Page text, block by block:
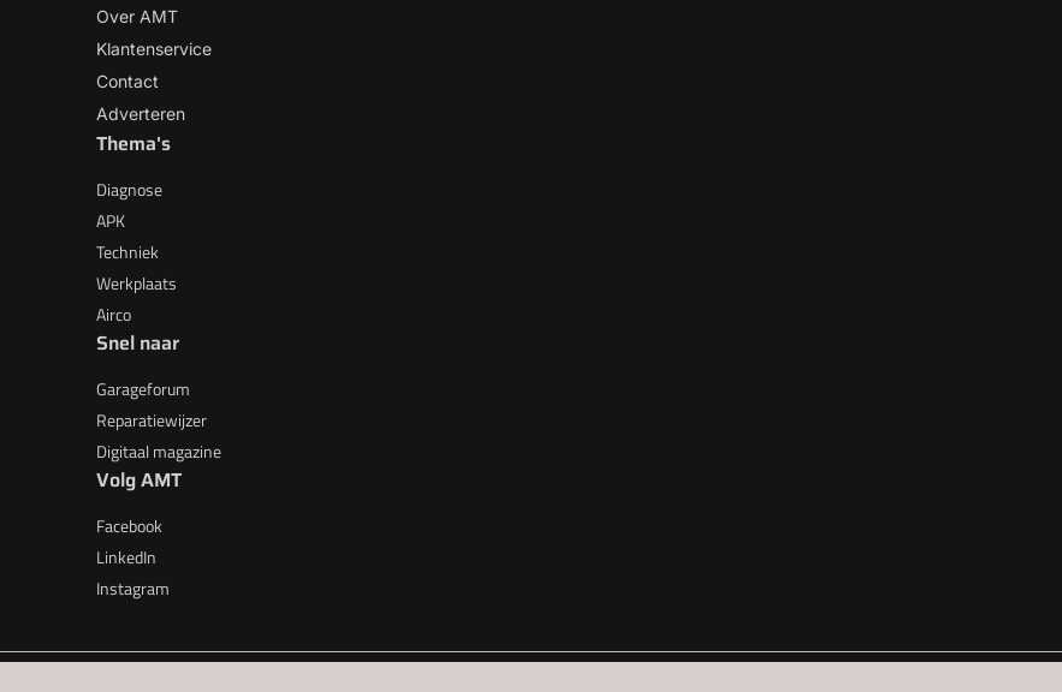
Over AMT
Klantenservice
Contact
Adverteren
Thema's
Diagnose
APK
Techniek
Werkplaats
Airco
Snel naar
Garageforum
Reparatiewijzer
Digitaal magazine
Volg AMT
Facebook
LinkedIn
Instagram